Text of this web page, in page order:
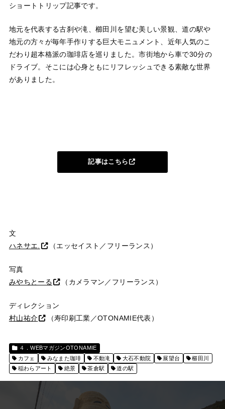
ショートトリップ記事です。
地元を代表する古刹や滝、櫛田川を望む美しい景観、道の駅や
地元の方々が毎年手作りする巨大モニュメント、近年人気のこ
だわり超本格派の珈琲店を巡りました。市街地から車で30分の
ドライブ。そこには心身ともにリフレッシュできる素敵な世界
がありました。
記事はこちら
文
ハネサエ.
（エッセイスト／フリーランス）
写真
みやちとーる
（カメラマン／フリーランス）
ディレクション
村山祐介
（寿印刷工業／OTONAMIE代表）
４．WEBマガジンOTONAMIE
カフェ
みなまた珈琲 不動滝 大石不動院 展望台
櫛田川
稲わらアート
絶景 茶倉駅 道の駅